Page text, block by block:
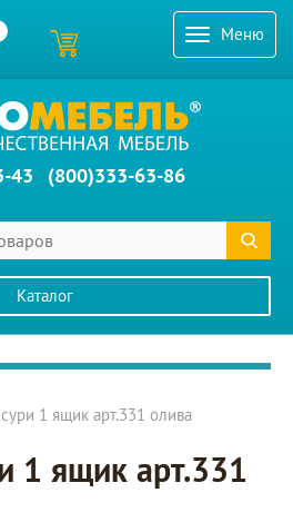
Меню
43 (800)333-63-86
Каталог
1 ящик арт.331 олива
1 ящик арт.331